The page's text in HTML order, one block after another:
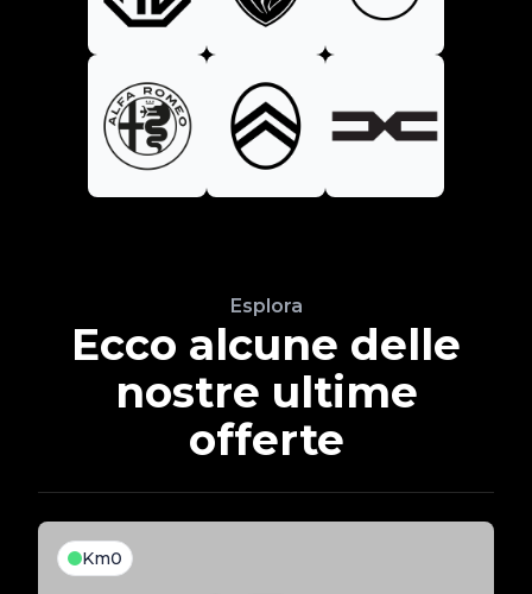
Esplora
Ecco alcune delle
nostre ultime
offerte
Km0